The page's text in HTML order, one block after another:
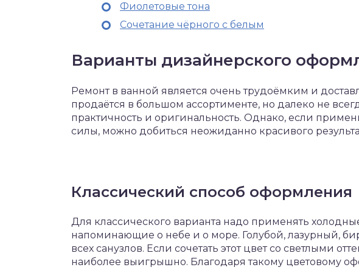
Фиолетовые тона
Сочетание чёрного с белым
Варианты дизайнерского
Ремонт в ванной является очень трудоёмким и
продаётся в большом ассортименте, но далеко не
практичность и оригинальность. Однако, если
силы, можно добиться неожиданно красивого
Классический способ оформления
Для классического варианта надо применять
напоминающие о небе и о море. Голубой, лазурный,
всех санузлов. Если сочетать этот цвет со светлыми
наиболее выигрышно. Благодаря такому цветовому